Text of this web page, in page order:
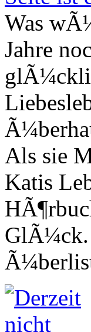
Was
Jahre
Als sie
Katis
GlÃ¼ck.